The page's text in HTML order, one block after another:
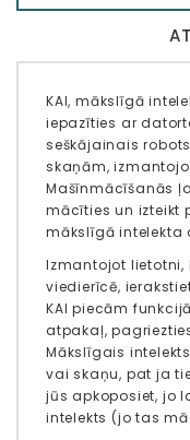
KAI, mākslīgā
iepazīties ar
seškājainais
skaņām,
Mašīnmācīšanās
mācīties un izteikt
mākslīgā intelekta
Izmantojot lietotni,
viedierīcē,
KAI piecām
atpakaļ,
Mākslīgais
vai skaņu, pat ja
jūs apkoposiet, jo
intelekts (jo tas